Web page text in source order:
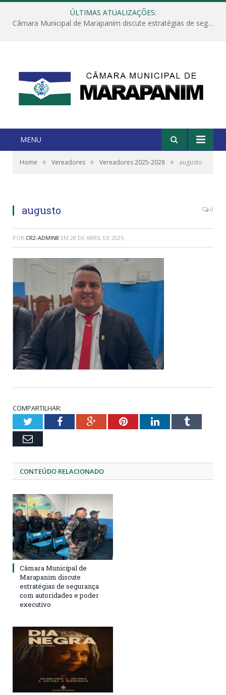
ÚLTIMAS ATUALIZAÇÕES:
Câmara Municipal de Marapanim discute estratégias de segurança com autoridades e poder executivo
MENU
Home » Vereadores » Vereadores 2025-2028 » augusto
augusto 0
POR CR2-ADMIN8 EM 28 DE ABRIL DE 2025
COMPARTILHAR:
TwitterFacebookGoogle+PinterestLinkedInTumblr
Email
CONTEÚDO RELACIONADO
Câmara Municipal de
Marapanim discute
estratégias de segurança
com autoridades e poder
executivo